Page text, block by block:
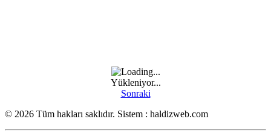
Yükleniyor...
Sonraki
© 2026 Tüm hakları saklıdır. Sistem : haldizweb.com